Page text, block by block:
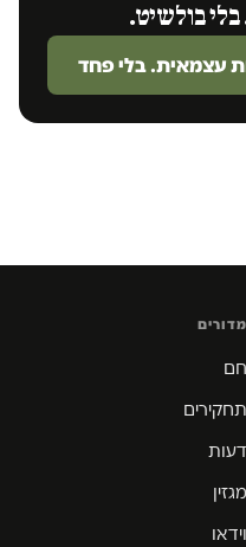
בלי בולשיט.
עצמאית. בלי פחד
מדורים
חם
תחקירים
דעות
מגזין
וידאו